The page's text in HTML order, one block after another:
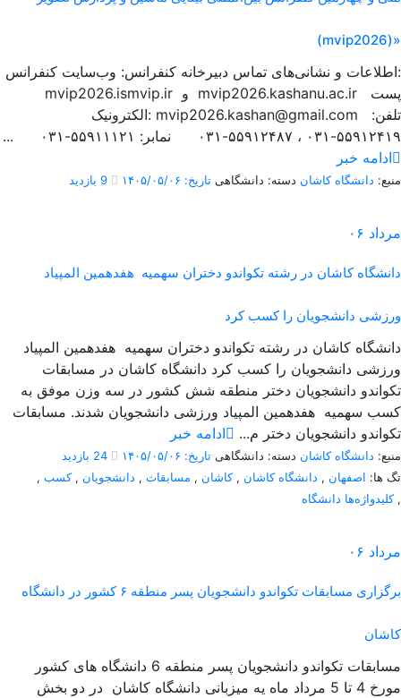
(mvip2026)»
اطلاعات و نشانی‌های تماس دبیرخانه کنفرانس: وب‌سایت کنفرانس:
mvip2026.ismvip.ir و mvip2026.kashanu.ac.ir پست
الکترونیک: mvip2026.kashan@gmail.com تلفن:
۵۵۹۱۲۴۱۹-۰۳۱ ، ۵۵۹۱۲۴۸۷-۰۳۱ نمابر: ۵۵۹۱۱۱۲۱-۰۳۱ ...
ادامه خبر
منبع: دانشگاه کاشان دسته: دانشگاهی تاریخ: ۱۴۰۵/۰۵/۰۶
۰۶ مرداد
دانشگاه کاشان در رشته تکواندو دختران سهمیه هفدهمین المپیاد
ورزشی دانشجویان را کسب کرد
دانشگاه کاشان در رشته تکواندو دختران سهمیه هفدهمین المپیاد
ورزشی دانشجویان را کسب کرد دانشگاه کاشان در مسابقات
تکواندو دانشجویان دختر منطقه شش کشور در سه وزن موفق به
کسب سهمیه هفدهمین المپیاد ورزشی دانشجویان شدند. مسابقات
تکواندو دانشجویان دختر م...
ادامه خبر
منبع: دانشگاه کاشان دسته: دانشگاهی تاریخ: ۱۴۰۵/۰۵/۰۶
تگ ها: اصفهان , دانشگاه کاشان ,کاشان , مسابقات , دانشجویان ,کسب ,
کلیدواژه‌ها دانشگاه,
۰۶ مرداد
برگزاری مسابقات تکواندو دانشجویان پسر منطقه ۶ کشور در دانشگاه
کاشان
مسابقات تکواندو دانشجویان پسر منطقه 6 دانشگاه های کشور
مورخ 4 تا 5 مرداد ماه یه میزبانی دانشگاه کاشان در دو بخش